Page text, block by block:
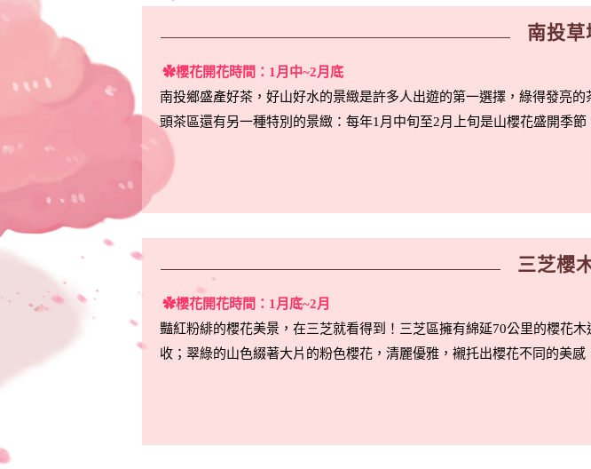
南投
✿櫻花開花時間：1月中~2月底
南投鄉盛產好茶，好山好水的景緻是許多人出遊的第一選擇，綠得發亮
頭茶區還有另一種特別的景緻：每年1月中旬至2月上旬是山櫻花盛開季
三芝櫻
✿櫻花開花時間：1月底~2月
豔紅粉緋的櫻花美景，在三芝就看得到！三芝區擁有綿延70公里的櫻花
收；翠綠的山色綴著大片的粉色櫻花，清麗優雅，襯托出櫻花不同的美感